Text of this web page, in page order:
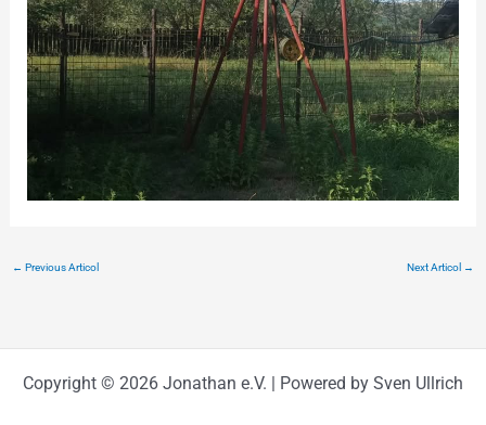
← Previous Articol Next Articol →
Copyright © 2026 Jonathan e.V. | Powered by Sven Ullrich